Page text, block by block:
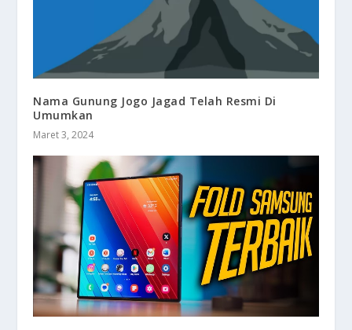
Nama Gunung Jogo Jagad Telah Resmi Di
Umumkan
Maret 3, 2024